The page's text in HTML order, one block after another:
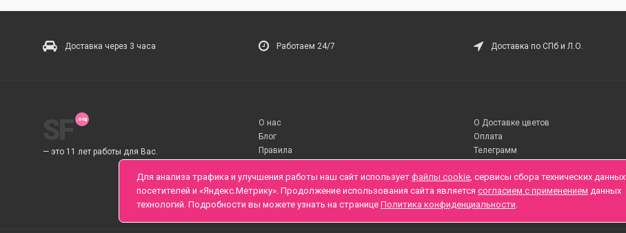
Доставка через 3 часа Работаем 24/7 Доставка по СПб и Л.О.
— это 11 лет работы для Вас.
О нас
Блог
Правила
О Доставке цветов
Оплата
Телеграмм
Для анализа трафика и улучшения работы наш сайт использует файлы cookie, сервисы сбора технических данных
посетителей и «Яндекс.Метрику». Продолжение использования сайта является согласием с применением данных
технологий. Подробности вы можете узнать на странице Политика конфиденциальности.